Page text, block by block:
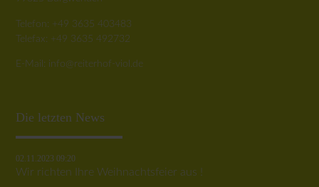
Telefon: +49 3635 403483
Telefax: +49 3635 492732
E-Mail: info@reiterhof-viol.de
Die letzten News
02.11.2023 09:20
Wir richten Ihre Weihnachtsfeier aus !